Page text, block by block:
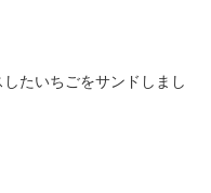
たいちごをサンドしまし